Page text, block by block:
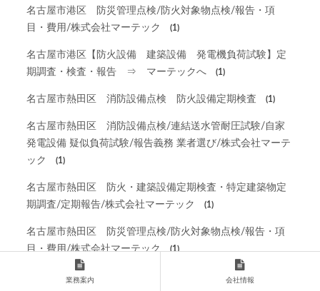
名古屋市港区 防災管理点検/防火対象物点検/報告・項
目・費用/株式会社マーテック
(1)
名古屋市港区【防火設備 建築設備 発電機負荷試験】定
期調査・検査・報告 ⇒ マーテックへ
(1)
名古屋市熱田区 消防設備点検 防火設備定期検査 (1)
名古屋市熱田区 消防設備点検/連結送水管耐圧試験/自家
発電設備 疑似負荷試験/報告義務 業者選び/株式会社マーテ
ック
(1)
名古屋市熱田区 防火・建築設備定期検査・特定建築物定
期調査/定期報告/株式会社マーテック
(1)
名古屋市熱田区 防災管理点検/防火対象物点検/報告・項
目・費用/株式会社マーテック
(1)
名古屋市熱田区【防火設備 建築設備 発電機負荷試験】
業務案内 会社情報